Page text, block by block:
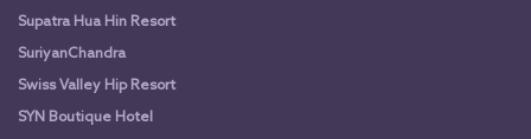
Supatra Hua Hin Resort
SuriyanChandra
Swiss Valley Hip Resort
SYN Boutique Hotel